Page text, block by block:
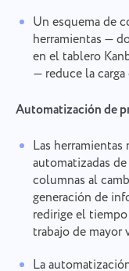
Un esquema de
herramientas —
en el tablero
— reduce la
Automatización de
Las
automatizadas
columnas al
generación de
redirige el
trabajo de mayor
La